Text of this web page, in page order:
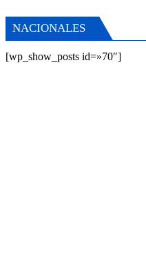
NACIONALES
[wp_show_posts id=»70″]